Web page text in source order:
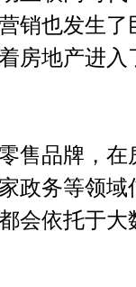
销也发生
房地产进
品牌，在
政务等领
会依托于